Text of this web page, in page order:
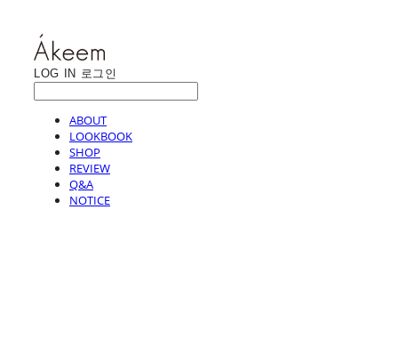
LOG IN 로그인
ABOUT
LOOKBOOK
SHOP
REVIEW
Q&A
NOTICE